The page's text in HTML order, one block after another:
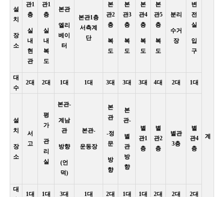
설
치
장
소
관1
층
실
내
현
관
관1
층
실
내
복
도
본관
엘리
베이
터
본관1층
서측계
단
본
관2
층
복
도
본
관3
층
복
도
본
관4
층
복
도
본
관5
층
복
도
분리
수거
장
변
전
실
입
구
계
대
수
2대 2대 1대 1대 3대 3대 3대 4대 2대 1대
설
치
장
소
서
고
평
가
관
리
실
본관-
계남
관
방향
(언
덕)
본관-
운동장
본
관
-정
문
방
향
본
관-
별
관
방
향
별
관1
층
별
관2
층
별관
3층
별
관4
층
대
1대 1대 3대 1대 2대 1대 1대 2대 2대 2대